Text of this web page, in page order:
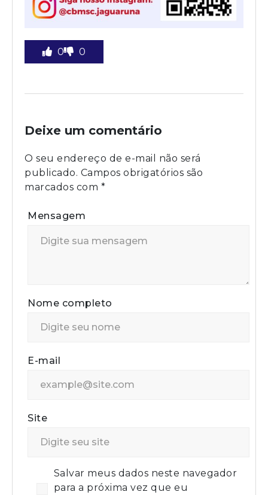
0 0
Deixe um comentário
O seu endereço de e-mail não será
publicado. Campos obrigatórios são
marcados com *
Mensagem
Nome completo
E-mail
Site
Salvar meus dados neste navegador
para a próxima vez que eu